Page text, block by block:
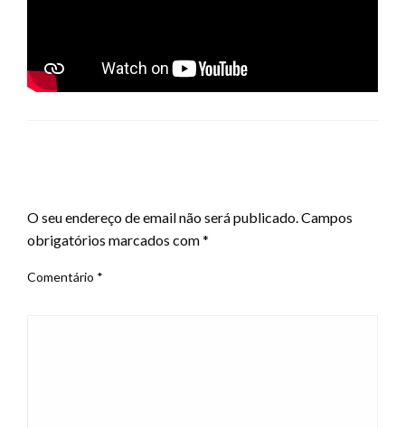
O seu endereço de email não será publicado. Campos
obrigatórios marcados com*
Comentário *